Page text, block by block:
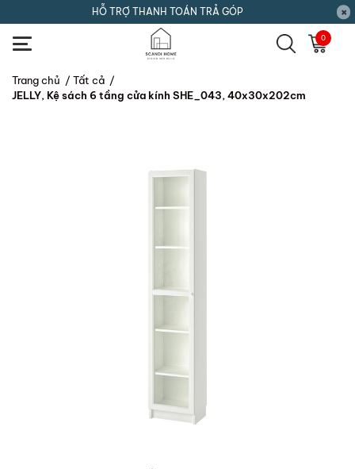
HỖ TRỢ THANH TOÁN TRẢ GÓP
0
Trang chủ / Tất cả /
JELLY, Kệ sách 6 tầng cửa kính SHE_043, 40x30x202cm